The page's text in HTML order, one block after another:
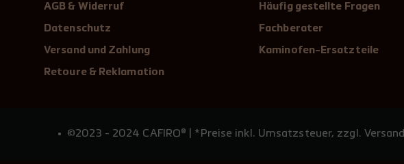
AGB & Widerruf
Datenschutz
Versand und Zahlung
Retoure & Reklamation
Häufig gestellte Fragen
Fachberater
Kaminofen-Ersatzteile
©2023 - 2024 CAFIRO® | *Preise inkl. Umsatzsteuer, zzgl. Versand